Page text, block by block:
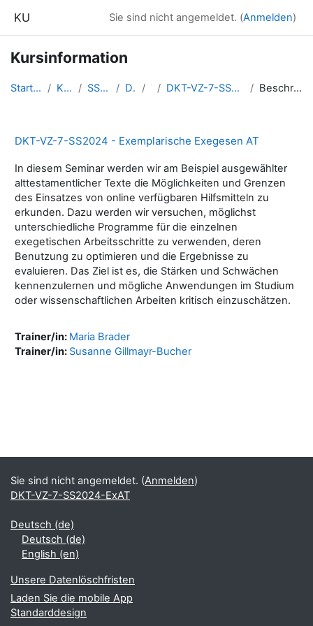
KU Sie sind nicht angemeldet. (Anmelden)
Kursinformation
Startseite Kurse SS2024 DKT 7 DKT-VZ-7-SS2024-ExAT Beschreibung
DKT-VZ-7-SS2024 - Exemplarische Exegesen AT
In diesem Seminar werden wir am Beispiel ausgewählter
alttestamentlicher Texte die Möglichkeiten und Grenzen
des Einsatzes von online verfügbaren Hilfsmitteln zu
erkunden. Dazu werden wir versuchen, möglichst
unterschiedliche Programme für die einzelnen
exegetischen Arbeitsschritte zu verwenden, deren
Benutzung zu optimieren und die Ergebnisse zu
evaluieren. Das Ziel ist es, die Stärken und Schwächen
kennenzulernen und mögliche Anwendungen im Studium
oder wissenschaftlichen Arbeiten kritisch einzuschätzen.
Trainer/in: Maria Brader
Trainer/in: Susanne Gillmayr-Bucher
Sie sind nicht angemeldet. (Anmelden)
DKT-VZ-7-SS2024-ExAT
Deutsch ‎(de)‎
Deutsch ‎(de)‎
English ‎(en)‎
Unsere Datenlöschfristen
Laden Sie die mobile App
Standarddesign